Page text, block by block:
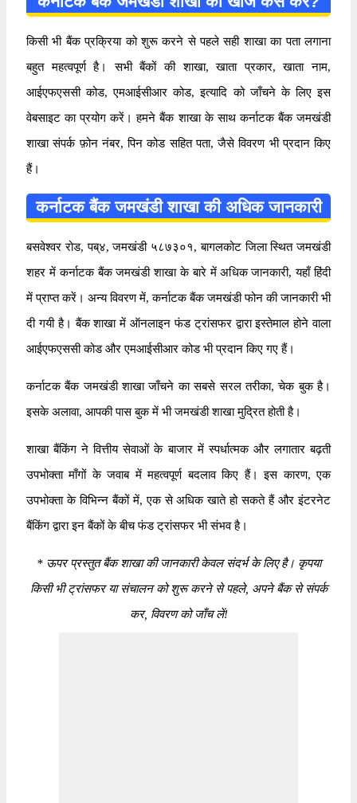
किसी भी बैंक प्रक्रिया को शुरू करने से पहले सही शाखा का पता लगाना
बहुत महत्वपूर्ण है। सभी बैंकों की शाखा, खाता प्रकार, खाता नाम,
आईएफएससी कोड, एमआईसीआर कोड, इत्यादि को जाँचने के लिए इस
वेबसाइट का प्रयोग करें। हमने बैंक शाखा के साथ कर्नाटक बैंक जमखंडी
शाखा संपर्क फ़ोन नंबर, पिन कोड सहित पता, जैसे विवरण भी प्रदान किए
हैं।
कर्नाटक बैंक जमखंडी शाखा की अधिक जानकारी
बसवेश्वर रोड, पब्४, जमखंडी ५८७३०१, बागलकोट जिला स्थित जमखंडी
शहर में कर्नाटक बैंक जमखंडी शाखा के बारे में अधिक जानकारी, यहाँ हिंदी
में प्राप्त करें। अन्य विवरण में, कर्नाटक बैंक जमखंडी फोन की जानकारी भी
दी गयी है। बैंक शाखा में ऑनलाइन फंड ट्रांसफर द्वारा इस्तेमाल होने वाला
आईएफएससी कोड और एमआईसीआर कोड भी प्रदान किए गए हैं।
कर्नाटक बैंक जमखंडी शाखा जाँचने का सबसे सरल तरीका, चेक बुक है।
इसके अलावा, आपकी पास बुक में भी जमखंडी शाखा मुद्रित होती है।
शाखा बैंकिंग ने वित्तीय सेवाओं के बाजार में स्पर्धात्मक और लगातार बढ़ती
उपभोक्ता माँगों के जवाब में महत्वपूर्ण बदलाव किए हैं। इस कारण, एक
उपभोक्ता के विभिन्न बैंकों में, एक से अधिक खाते हो सकते हैं और इंटरनेट
बैंकिंग द्वारा इन बैंकों के बीच फंड ट्रांसफर भी संभव है।
*ऊपर प्रस्तुत बैंक शाखा की जानकारी केवल संदर्भ के लिए है। कृपया
किसी भी ट्रांसफर या संचालन को शुरू करने से पहले, अपने बैंक से संपर्क
कर, विवरण को जाँच लें!